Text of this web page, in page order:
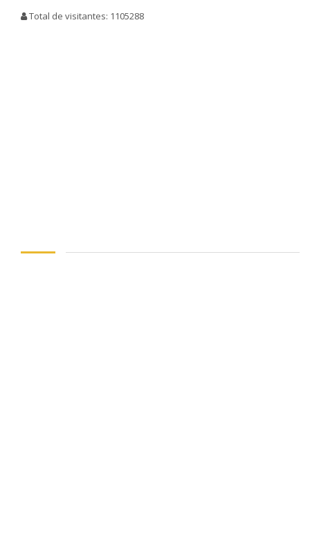
Total de visitantes: 1105288